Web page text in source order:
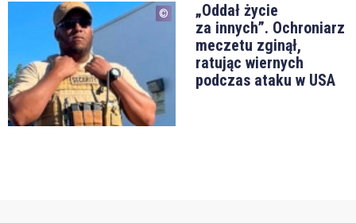
„Oddał życie
za innych”. Ochroniarz
meczetu zginął,
ratując wiernych
podczas ataku w USA